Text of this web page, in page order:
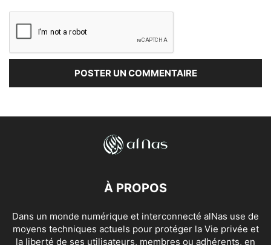
À PROPOS
Dans un monde numérique et interconnecté alNas use de
moyens techniques actuels pour protéger la Vie privée et
la liberté de ses utilisateurs, membres ou adhérents, en